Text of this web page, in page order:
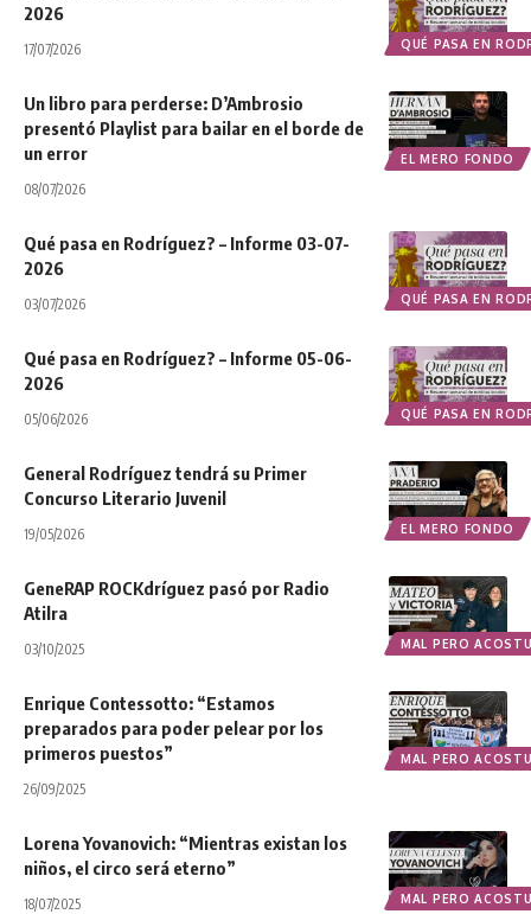
QUÉ PASA EN
2026
17/07/2026
EL MERO FONDO
Un libro para perderse: D’Ambrosio
presentó Playlist para bailar en el borde de
un error
08/07/2026
QUÉ PASA EN
Qué pasa en Rodríguez? – Informe 03-07-
2026
03/07/2026
QUÉ PASA EN
Qué pasa en Rodríguez? – Informe 05-06-
2026
05/06/2026
EL MERO FONDO
General Rodríguez tendrá su Primer
Concurso Literario Juvenil
19/05/2026
MAL PERO
GeneRAP ROCKdríguez pasó por Radio
Atilra
03/10/2025
MAL PERO
Enrique Contessotto: “Estamos
preparados para poder pelear por los
primeros puestos”
26/09/2025
MAL PERO
Lorena Yovanovich: “Mientras existan los
niños, el circo será eterno”
18/07/2025